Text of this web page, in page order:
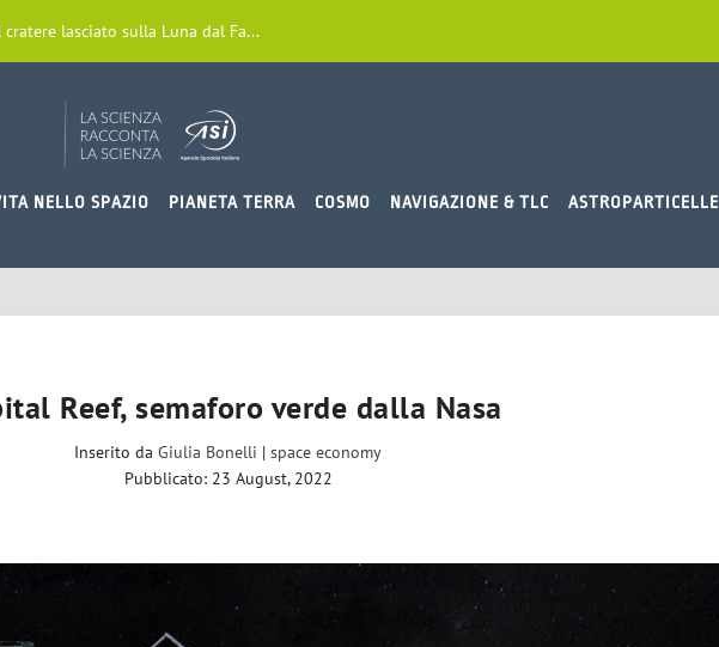
lasciato sulla Luna dal Fa...
NELLO SPAZIO PIANETA TERRA COSMO NAVIGAZIONE & TLC ASTROPARTICELLE
Reef, semaforo verde dalla Nasa
Inserito daGiulia Bonelli |space economy
Pubblicato: 23 August, 2022